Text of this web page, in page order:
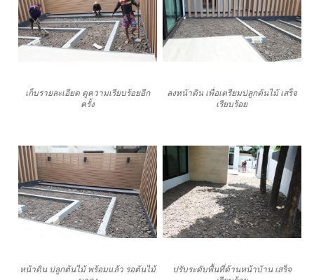
เก็บรายละเอียด ดูความเรียบร้อยอีก
ครั้ง
ลงหน้าดิน เพื่อเตรียมปลูกต้นไม้ เสร็จ
เรียบร้อย
หน้าดิน ปลูกต้นไม้ พร้อมแล้ว รอต้นไม้
ปรับระดับพื้นที่ด้านหน้าบ้าน เสร็จ